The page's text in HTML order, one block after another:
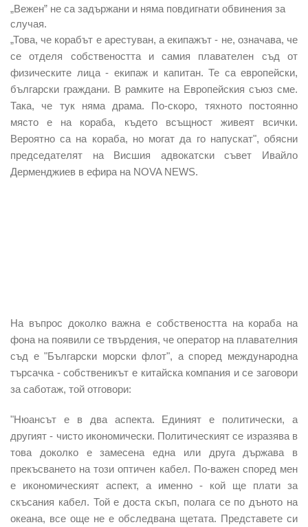
„Вежен” не са задържани и няма повдигнати обвинения за
случая.
„Това, че корабът е арестуван, а екипажът - не, означава, че
се отделя собствеността и самия плавателен съд от
физическите лица - екипаж и капитан. Те са европейски,
български граждани. В рамките на Европейския съюз сме.
Така, че тук няма драма. По-скоро, тяхното постоянно
място е на кораба, където всъщност живеят всички.
Вероятно са на кораба, но могат да го напускат", обясни
председателят на Висшия адвокатски съвет Ивайло
Дерменджиев в ефира на NOVA NEWS.
На въпрос доколко важна е собствеността на кораба на
фона на появили се твърдения, че оператор на плавателния
съд е "Български морски флот", а според международна
търсачка - собственикът е китайска компания и се заговори
за саботаж, той отговори:
"Нюансът е в два аспекта. Единият е политически, а
другият - чисто икономически. Политическият се изразява в
това доколко е замесена една или друга държава в
прекъсването на този оптичен кабел. По-важен според мен
е икономическият аспект, а именно - кой ще плати за
скъсания кабел. Той е доста скъп, полага се по дъното на
океана, все още не е обследвана щетата. Представете си